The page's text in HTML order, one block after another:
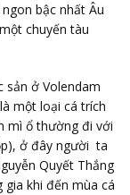
bậc nhất Âu
chuyến tàu
sản ở Volendam
một loại cá trích
mì ổ thường đi với
ở đây người ta
Quyết Thắng
khi đến mùa cá